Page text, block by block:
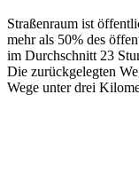
Straßenraum ist
mehr als 50% des
im Durchschnitt 23
Die zurückgelegten
Wege unter drei